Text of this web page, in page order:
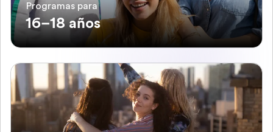
Programas para
16–18 años